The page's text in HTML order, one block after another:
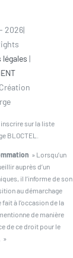
2026|
|
sur la liste
BLOCTEL.
» Lorsqu’un
auprès d’un
il l’informe de son
au démarchage
à l’occasion de la
de manière
de ce droit pour le
»